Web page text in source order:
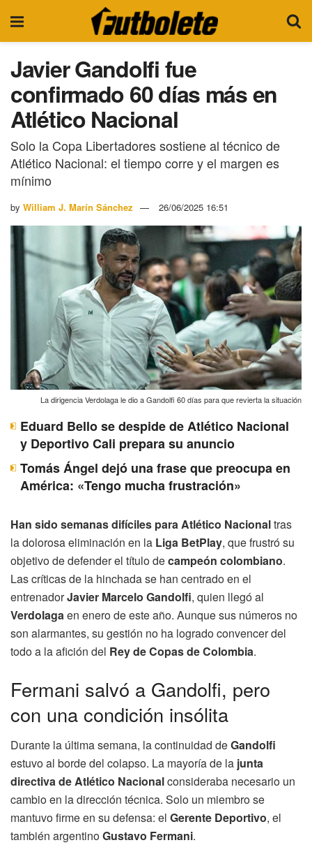
Javier Gandolfi fue
confirmado 60 días más en
Atlético Nacional
Solo la Copa Libertadores sostiene al técnico de
Atlético Nacional: el tiempo corre y el margen es
mínimo
by William J. Marín Sánchez 26/06/2025 16:51
La dirigencia Verdolaga le dio a Gandolfi 60 días para que revierta la situación
Eduard Bello se despide de Atlético Nacional
y Deportivo Cali prepara su anuncio
Tomás Ángel dejó una frase que preocupa en
América: «Tengo mucha frustración»
Han sido semanas difíciles para Atlético Nacionaltras
la dolorosa eliminación en la Liga BetPlay, que frustró su
objetivo de defender el título decampeón colombiano.
Las críticas de la hinchada se han centrado en el
entrenadorJavier Marcelo Gandolfi, quien llegó al
Verdolagaen enero de este año. Aunque sus números no
son alarmantes, su gestión no ha logrado convencer del
todo a la afición del Rey de Copas de Colombia.
Fermani salvó a Gandolfi, pero
con una condición insólita
Durante la última semana, la continuidad deGandolfi
estuvo al borde del colapso. La mayoría de la junta
directiva de Atlético Nacionalconsideraba necesario un
cambio en la dirección técnica. Solo un miembro se
mantuvo firme en su defensa: el Gerente Deportivo, el
también argentinoGustavo Fermani.